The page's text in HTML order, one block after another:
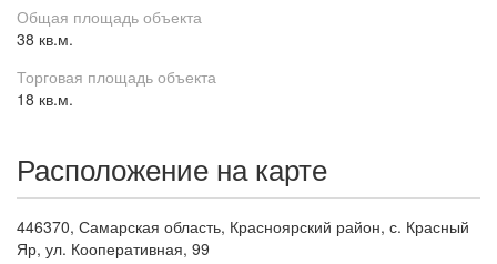
Общая площадь объекта
38 кв.м.
Торговая площадь объекта
18 кв.м.
Расположение на карте
446370, Самарская область, Красноярский район, с. Красный
Яр, ул. Кооперативная, 99